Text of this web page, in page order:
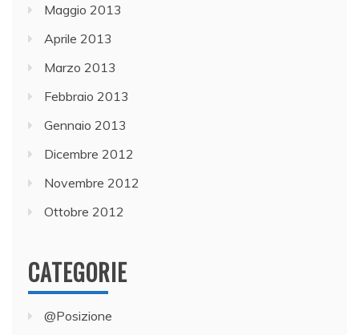
Maggio 2013
Aprile 2013
Marzo 2013
Febbraio 2013
Gennaio 2013
Dicembre 2012
Novembre 2012
Ottobre 2012
CATEGORIE
@Posizione